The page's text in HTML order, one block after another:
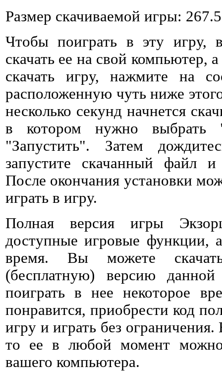
Размер скачиваемой игры:
Чтобы поиграть в эту игру,
скачать ее на свой компьютер,
скачать игру, нажмите на
расположенную чуть ниже
несколько секунд начнется
в котором нужно выбрать
"Запустить". Затем
запустите скачанный файл и
После окончания установки
играть в игру.
Полная версия игры
доступные игровые функции,
время. Вы можете
(бесплатную) версию
поиграть в нее некоторое
понравится, приобрести код
игру и играть без
то ее в любой момент можно
вашего компьютера.